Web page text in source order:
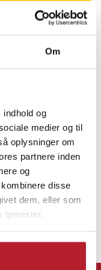
Om
og
medier og til
oplysninger om
partnere inden
og
disse
dem, eller som
tjenester.
opbygger billedet i
beskyttende
og misfarvning.
leveres med 8 ark
med det samme.
mobil fotoprinter
Legetøj